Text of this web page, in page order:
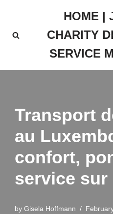
to
HOME |
CHARITY
SERVICE
Transport
au
confort,
service sur
by Gisela Hoffmann